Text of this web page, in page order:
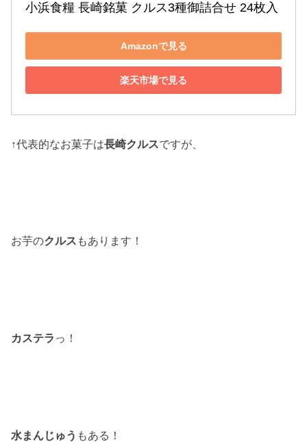
小浜食糧 長崎銘菓 クルス3種御詰合せ 24枚入
Amazonで見る
楽天市場で見る
↑代表的なお菓子は長崎クルスですが、
お芋のクルス もあります！
カステラ っ！
水まんじゅう もある！